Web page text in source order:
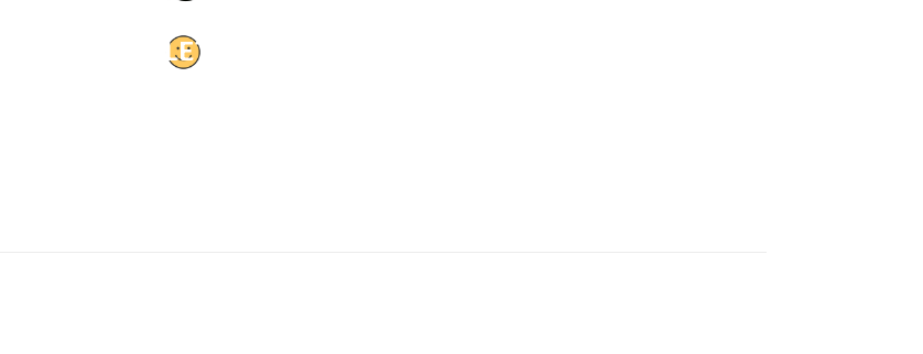
63 LINII COMPLETE FINALIZATE